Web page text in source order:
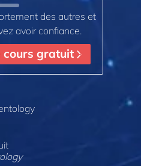
des autres et
avoir confiance.
cours gratuit